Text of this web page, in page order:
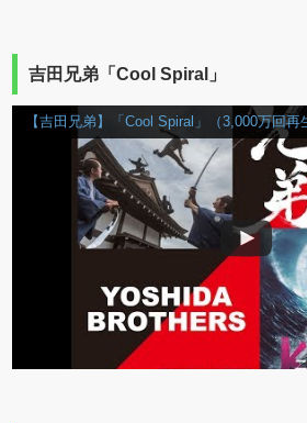
吉田兄弟「Cool Spiral」